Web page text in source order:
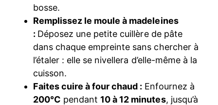
bosse.
Remplissez le moule à madeleines
: Déposez une petite cuillère de pâte
dans chaque empreinte sans chercher à
l’étaler : elle se nivellera d’elle-même à la
cuisson.
Faites cuire à four chaud : Enfournez à
200°C pendant 10 à 12 minutes, jusqu’à